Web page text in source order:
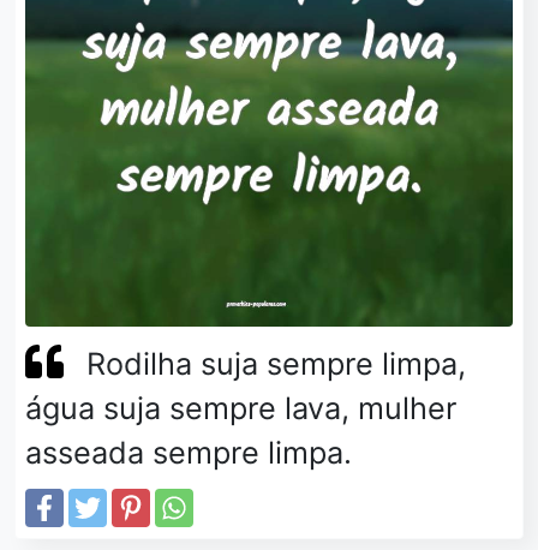
Rodilha suja sempre limpa,
água suja sempre lava, mulher
asseada sempre limpa.